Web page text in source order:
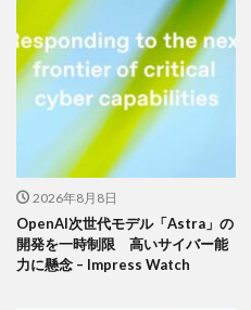
2026年8月8日
OpenAI次世代モデル「Astra」の
開発を一時制限 高いサイバー能
力に懸念 – Impress Watch